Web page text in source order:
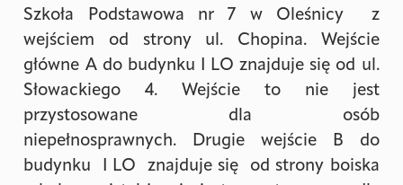
Szkoła Podstawowa nr 7 w Oleśnicy z
wejściem od strony ul. Chopina. Wejście
główne A do budynku I LO znajduje się od ul.
Słowackiego 4. Wejście to nie jest
przystosowane dla osób
niepełnosprawnych. Drugie wejście B do
budynku I LO znajduje się od strony boiska